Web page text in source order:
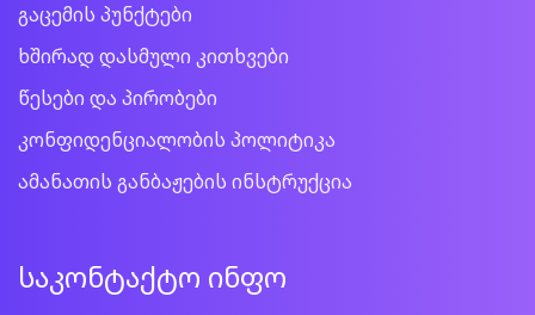
გაცემის პუნქტები
ხშირად დასმული კითხვები
წესები და პირობები
კონფიდენციალობის პოლიტიკა
ამანათის განბაჟების ინსტრუქცია
საკონტაქტო ინფო